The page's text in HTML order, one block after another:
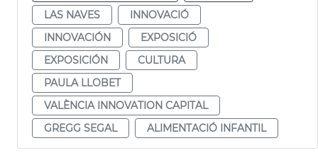
LAS NAVES
INNOVACIÓ
INNOVACIÓN
EXPOSICIÓ
EXPOSICIÓN
CULTURA
PAULA LLOBET
VALÈNCIA INNOVATION CAPITAL
GREGG SEGAL
ALIMENTACIÓ INFANTIL